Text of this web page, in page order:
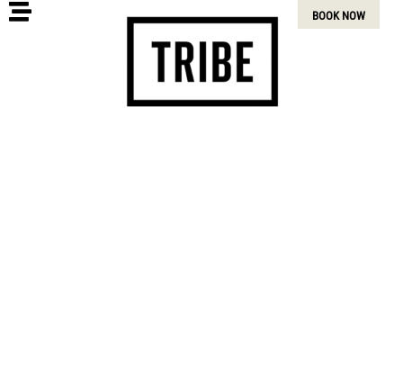
BOOK NOW